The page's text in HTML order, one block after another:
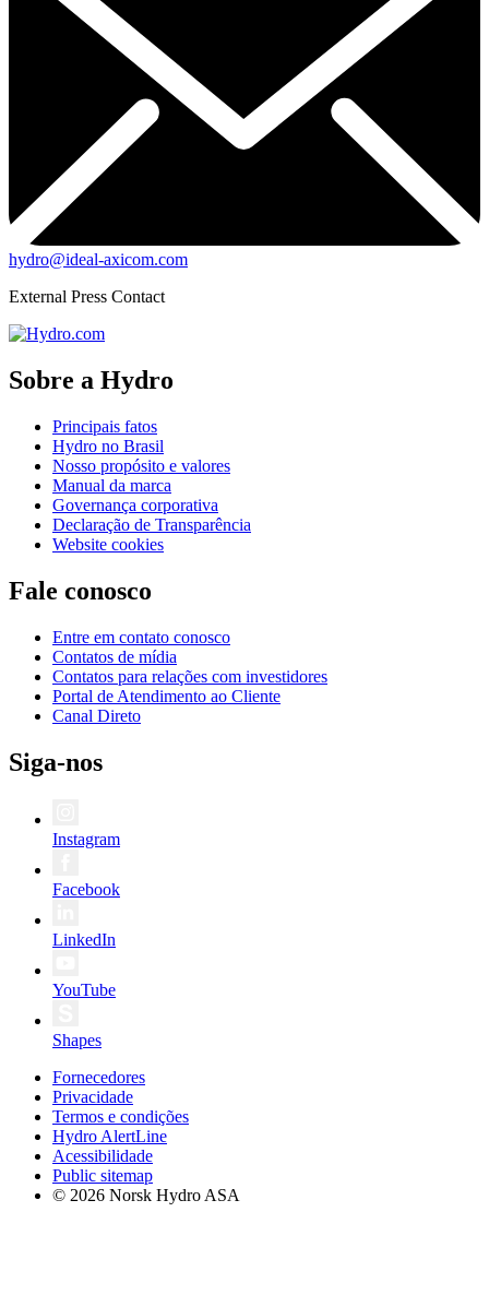
hydro@ideal-axicom.com
External Press Contact
Sobre a Hydro
Principais fatos
Hydro no Brasil
Nosso propósito e valores
Manual da marca
Governança corporativa
Declaração de Transparência
Website cookies
Fale conosco
Entre em contato conosco
Contatos de mídia
Contatos para relações com investidores
Portal de Atendimento ao Cliente
Canal Direto
Siga-nos
Instagram
Facebook
LinkedIn
YouTube
Shapes
Fornecedores
Privacidade
Termos e condições
Hydro AlertLine
Acessibilidade
Public sitemap
© 2026 Norsk Hydro ASA